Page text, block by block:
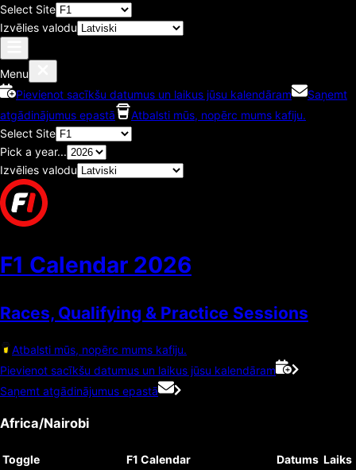
Select Site
Izvēlies valodu
Menu
Pievienot sacīkšu datumus un laikus jūsu kalendāram
Saņemt
atgādinājumus epastā
Atbalsti mūs, nopērc mums kafiju.
Select Site
Pick a year...
Izvēlies valodu
F1 Calendar 2026
Races, Qualifying & Practice Sessions
Atbalsti mūs, nopērc mums kafiju.
Pievienot sacīkšu datumus un laikus jūsu kalendāram
Saņemt atgādinājumus epastā
Africa/Nairobi
Toggle F1 Calendar Datums Laiks